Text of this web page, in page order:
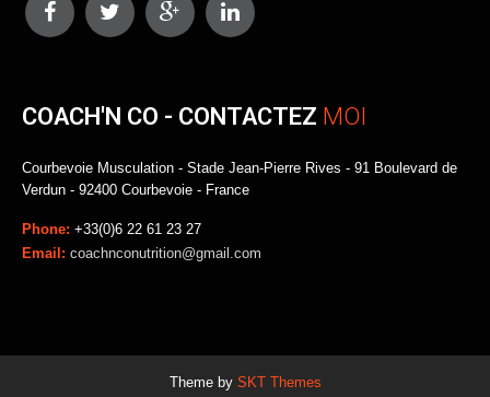
COACH'N CO - CONTACTEZ MOI
Courbevoie Musculation - Stade Jean-Pierre Rives - 91 Boulevard de
Verdun - 92400 Courbevoie - France
Phone: +33(0)6 22 61 23 27
Email: coachnconutrition@gmail.com
Theme by SKT Themes